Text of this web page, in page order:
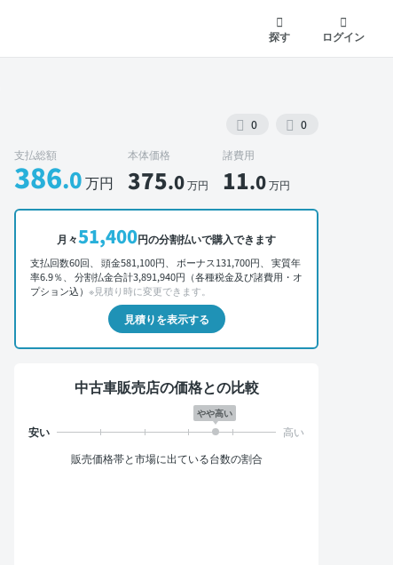
探す
ログイン
0 0
支払総額
386.0万円
本体価格
375.0万円
諸費用
11.0万円
月々51,400円の分割払いで購入できます
支払回数60回、 頭金581,100円、 ボーナス131,700円、 実質年
率6.9％、 分割払金合計3,891,940円（各種税金及び諸費用・オ
プション込） ※見積り時に変更できます。
見積りを表示する
中古車販売店の価格との比較
やや高い
販売価格帯と市場に出ている台数の割合